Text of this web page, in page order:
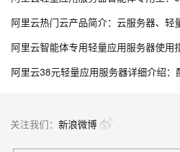
关注我们： 新浪微博